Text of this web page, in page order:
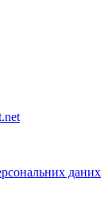
даних